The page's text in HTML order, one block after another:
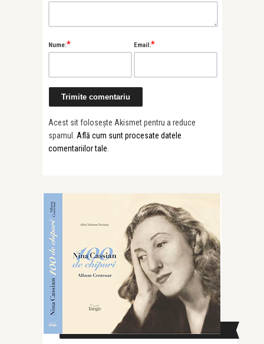
Nume:* Email:*
Acest sit folosește Akismet pentru a reduce
spamul. Află cum sunt procesate datele
comentariilor tale.
CAUTĂ ÎN SITE